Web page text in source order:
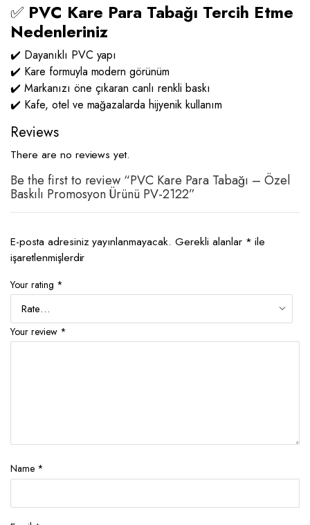
✅ PVC Kare Para Tabağı Tercih Etme
Nedenleriniz
✔️ Dayanıklı PVC yapı
✔️ Kare formuyla modern görünüm
✔️ Markanızı öne çıkaran canlı renkli baskı
✔️ Kafe, otel ve mağazalarda hijyenik kullanım
Reviews
There are no reviews yet.
Be the first to review “PVC Kare Para Tabağı – Özel
Baskılı Promosyon Ürünü PV-2122”
E-posta adresiniz yayınlanmayacak. Gerekli alanlar * ile
işaretlenmişlerdir
Your rating *
Your review *
Name *